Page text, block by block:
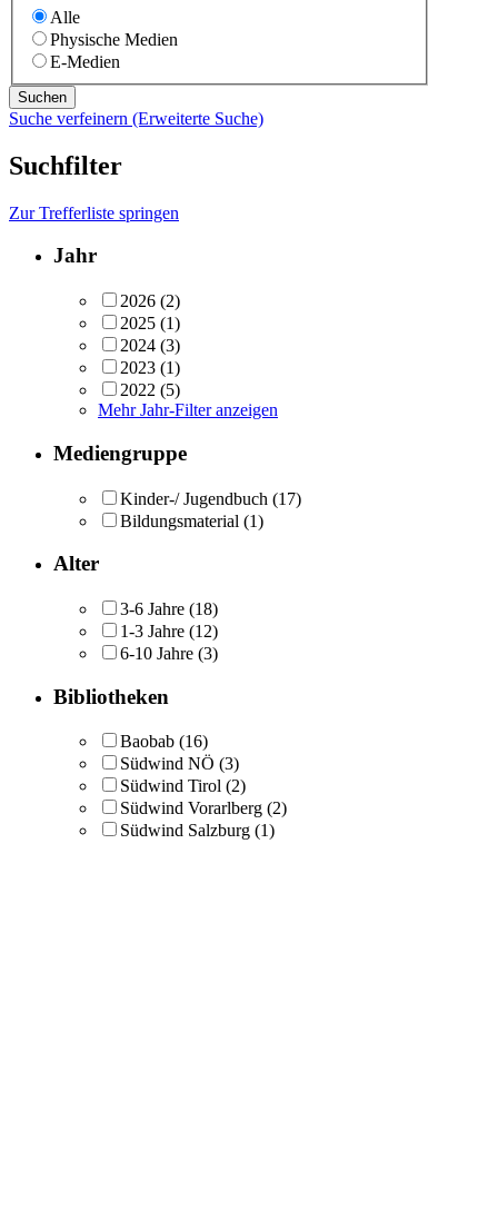
Alle
Physische Medien
E-Medien
Suche verfeinern (Erweiterte Suche)
Suchfilter
Zur Trefferliste springen
Jahr
2026 (2)
2025 (1)
2024 (3)
2023 (1)
2022 (5)
Mehr Jahr-Filter anzeigen
Mediengruppe
Kinder-/ Jugendbuch (17)
Bildungsmaterial (1)
Alter
3-6 Jahre (18)
1-3 Jahre (12)
6-10 Jahre (3)
Bibliotheken
Baobab (16)
Südwind NÖ (3)
Südwind Tirol (2)
Südwind Vorarlberg (2)
Südwind Salzburg (1)